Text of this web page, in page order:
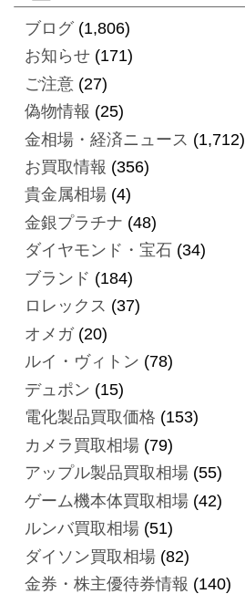
ブログ(1,806)
お知らせ(171)
ご注意(27)
偽物情報 (25)
金相場・経済ニュース (1,712)
お買取情報 (356)
貴金属相場(4)
金銀プラチナ (48)
ダイヤモンド・宝石 (34)
ブランド (184)
ロレックス (37)
オメガ(20)
ルイ・ヴィトン (78)
デュポン (15)
電化製品買取価格 (153)
カメラ買取相場(79)
アップル製品買取相場(55)
ゲーム機本体買取相場(42)
ルンバ買取相場(51)
ダイソン買取相場(82)
金券・株主優待券情報 (140)